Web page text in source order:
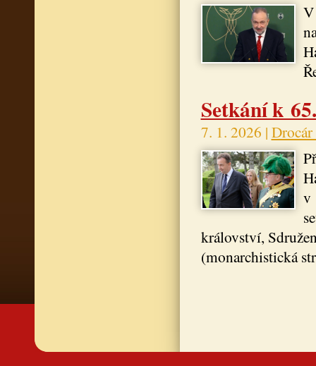
Setkání k
7. 1. 2026 | Drocár
v
království,
(monarchistická